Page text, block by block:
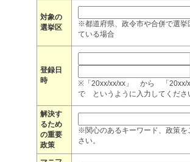
対象の
選挙区
※都道府県、政令市や合併で選挙
ている場合
登録日
時
※「20xx/xx/xx」 から 「20xx/
で というように入力してくださ
解決す
るため
の重要
政策
※関心のあるキーワード、政策を
さい。